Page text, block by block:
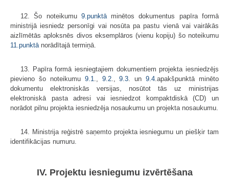
12. Šo noteikumu 9.punktāminētos dokumentus papīra formā
ministrijā iesniedz personīgi vai nosūta pa pastu vienā vai vairākās
aizlīmētās aploksnēs divos eksemplāros (vienu kopiju) šo noteikumu
11.punktā norādītajā termiņā.
13. Papīra formā iesniegtajiem dokumentiem projekta iesniedzējs
pievieno šo noteikumu 9.1 9.2.,9.3 . un9.4 .apakš­punktā minēto
dokumentu elektroniskās versijas, nosūtot tās uz ministrijas
elektroniskā pasta adresi vai iesniedzot kompaktdiskā (CD) un
norādot pilnu projekta iesniedzēja nosaukumu un projekta nosaukumu.
14. Ministrija reģistrē saņemto projekta iesniegumu un piešķir tam
identifikācijas numuru.
IV. Projektu iesniegumu izvērtēšana